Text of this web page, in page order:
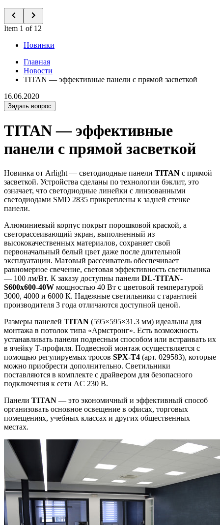
Item 1 of 12
Новинки
Главная
Новости
TITAN — эффективные панели с прямой засветкой
16.06.2020
Задать вопрос
TITAN — эффективные
панели с прямой засветкой
Новинка от Arlight — светодиодные панели TITAN с прямой
засветкой. Устройства сделаны по технологии бэклит, это
означает, что светодиодные линейки с линзованными
светодиодами SMD 2835 прикреплены к задней стенке
панели.
Алюминиевый корпус покрыт порошковой краской, а
светорассеивающий экран, выполненный из
высококачественных материалов, сохраняет свой
первоначальный белый цвет даже после длительной
эксплуатации. Матовый рассеиватель обеспечивает
равномерное свечение, световая эффективность светильника
— 100 лм/Вт. К заказу доступны панели DL-TITAN-
S600x600-40W мощностью 40 Вт с цветовой температурой
3000, 4000 и 6000 К. Надежные светильники с гарантией
производителя 3 года отличаются доступной ценой.
Размеры панелей TITAN (595×595×31.3 мм) идеальны для
монтажа в потолок типа «Армстронг». Есть возможность
устанавливать панели подвесным способом или встраивать их
в ячейку Т-профиля. Подвесной монтаж осуществляется с
помощью регулируемых тросов SPX-T4 (арт. 029583), которые
можно приобрести дополнительно. Светильники
поставляются в комплекте с драйвером для безопасного
подключения к сети AC 230 В.
Панели TITAN — это экономичный и эффективный способ
организовать основное освещение в офисах, торговых
помещениях, учебных классах и других общественных
местах.